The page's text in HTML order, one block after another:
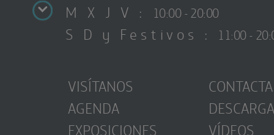
M X J V : 10:00 - 20:00
S D y Festivos : 11:00 -
VISÍTANOS
AGENDA
EXPOSICIONES
CONTACTA
VÍDEOS